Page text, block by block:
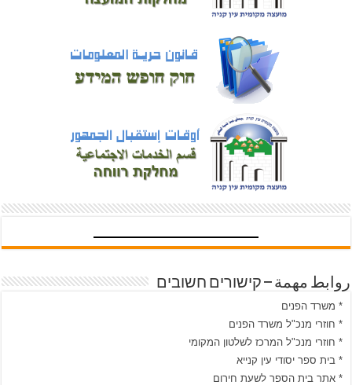
روابط مهمة – קישורים חשובים
* משרד הפנים
* חוזרי מנכ"ל משרד הפנים
* חוזרי מנכ"ל המרכז לשלטון המקומי
* בית ספר יסודי עין קנייא
* אתר בית הספר לשעת חירום